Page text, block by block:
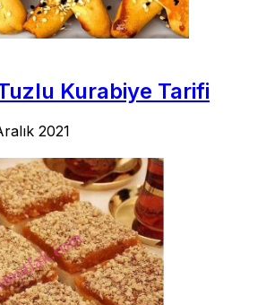
Kurabiye Tarifi
2021